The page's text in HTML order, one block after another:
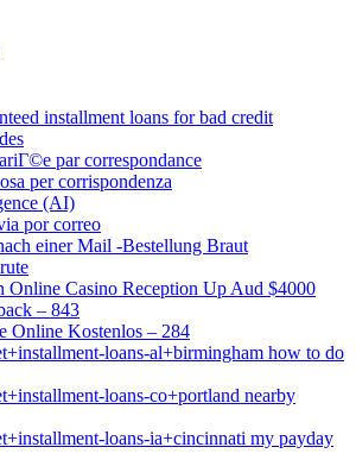
installment loans for bad credit
par correspondance
per corrispondenza
(AI)
por correo
einer Mail -Bestellung Braut
Online Casino Reception Up Aud $4000
– 843
Online Kostenlos – 284
loans-al+birmingham how to do
loans-co+portland nearby
loans-ia+cincinnati my payday